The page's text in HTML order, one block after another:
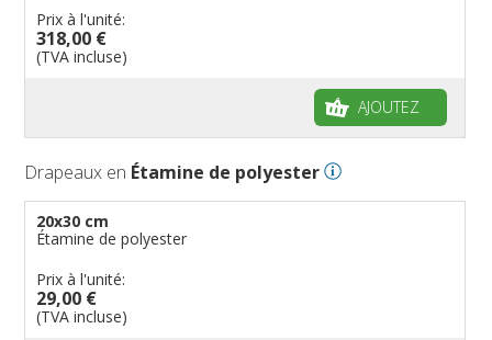
Prix à l'unité:
318,00 €
(TVA incluse)
AJOUTEZ
Drapeaux en Étamine de polyester
20x30 cm
Étamine de polyester
Prix à l'unité:
29,00 €
(TVA incluse)